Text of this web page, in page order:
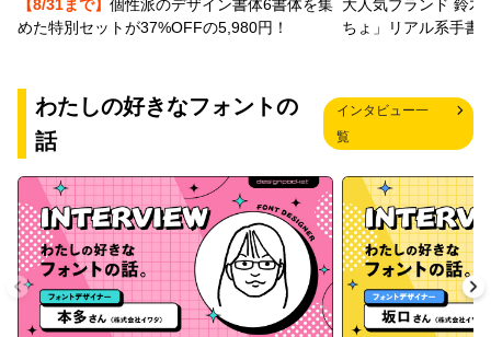
【8/31まで】 個性派のデザイン書体6書体を集
めた特別セットが37%OFFの5,980円！
大人気ブランド 鈴木
ちょ」リアル系手書
わたしの好きなフォントの
話
インタビュー一
覧